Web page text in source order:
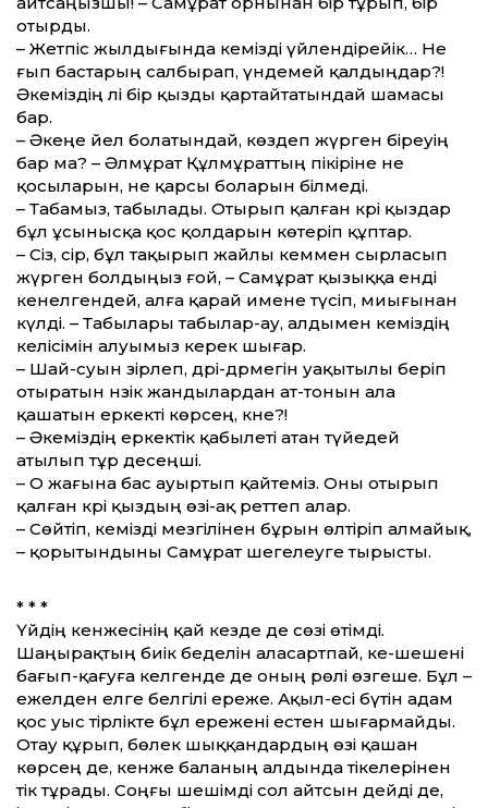
отырды.
– Жетпіс жылдығында әкемізді үйлендірейік… Не
ғып бастарың салбырап, үндемей қалдыңдар?!
Әкеміздің әлі бір қызды қартайтатындай шамасы
бар.
– Әкеңе әйел болатындай, көздеп жүрген біреуің
бар ма? – Әлмұрат Құлмұраттың пікіріне не
қосыларын, не қарсы боларын білмеді.
– Табамыз, табылады. Отырып қалған кәрі қыздар
бұл ұсынысқа қос қолдарын көтеріп құптар.
– Сіз, сірә, бұл тақырып жайлы әкеммен сырласып
жүрген болдыңыз ғой, – Самұрат қызыққа енді
кенелгендей, алға қарай имене түсіп, миығынан
күлді. – Табылары табылар-ау, алдымен әкеміздің
келісімін алуымыз керек шығар.
– Шай-суын әзірлеп, дәрі-дәрмегін уақытылы беріп
отыратын нәзік жандылардан ат-тонын ала
қашатын еркекті көрсең, кәне?!
– Әкеміздің еркектік қабылеті атан түйедей
атылып тұр десеңші.
– О жағына бас ауыртып қайтеміз. Оны отырып
қалған кәрі қыздың өзі-ақ реттеп алар.
– Сөйтіп, әкемізді мезгілінен бұрын өлтіріп алмайық,
– қорытындыны Самұрат шегелеуге тырысты.
* * *
Үйдің кенжесінің қай кезде де сөзі өтімді.
Шаңырақтың биік беделін аласартпай, әке-шешені
бағып-қағуға келгенде де оның рөлі өзгеше. Бұл –
ежелден елге белгілі ереже. Ақыл-есі бүтін адам
қос уыс тірлікте бұл ережені естен шығармайды.
Отау құрып, бөлек шыққандардың өзі қашан
көрсең де, кенже баланың алдында тікелерінен
тік тұрады. Соңғы шешімді сол айтсын дейді де,